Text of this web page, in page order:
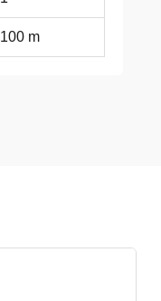
100 m